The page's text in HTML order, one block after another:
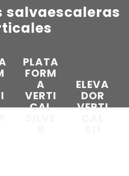
salvaescaleras
PLATA
FORM
A
VERTI
CAL
ELEVA
DOR
VERTI